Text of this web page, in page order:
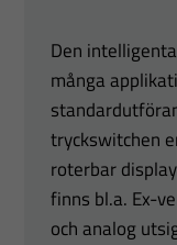
Den
många
tryckswitchen
roterbar
finns bl.a. Ex-
och analog